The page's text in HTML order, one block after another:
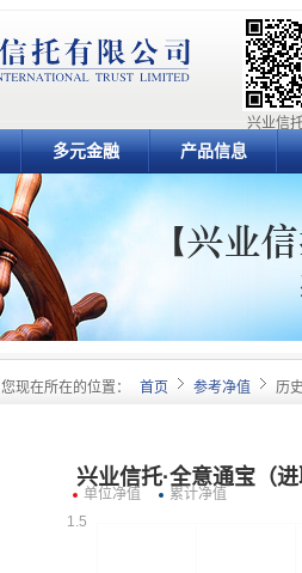
兴业信
多元金融 产品信息
您现在所在的位置： 首页 参考净值 历